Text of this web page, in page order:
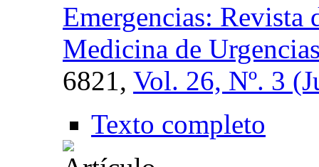
Emergencias: Revista
Medicina de
6821, Vol. 26, Nº. 3
Texto completo